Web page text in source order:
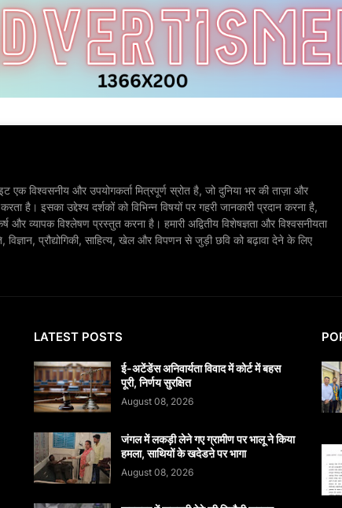
विश्वसनीय और उपयोगकर्ता मित्रपूर्ण स्रोत है, जो दुनिया भर की ताज़ा और
है। इसका उद्देश्य दर्शकों को विभिन्न विषयों पर गहरी जानकारी प्रदान करना है,
और व्यापक विश्लेषण प्रस्तुत करना है। हमारी अद्वितीय विशेषज्ञता और विश्वसनीयता
प्रौद्योगिकी, साहित्य, खेल और विपणन से जुड़ी छवि को बढ़ावा देने के लिए
LATEST POSTS
​ई-अटेंडेंस अनिवार्यता विवाद में कोर्ट में बहस
पूरी, निर्णय सुरक्षित
August 08, 2026
जंगल में लकड़ी लेने गए ग्रामीण पर भालू ने किया
हमला, साथियों के खदेडऩे पर भागा
August 08, 2026